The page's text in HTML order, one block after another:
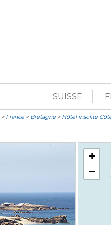
SUISSE
> France > Bretagne > Hôtel insolite
+
−